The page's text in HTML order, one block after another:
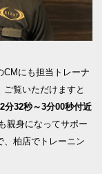
CMにも担当トレーナ
覧いただけますと
分32秒～3分00秒付近
親身になってサポー
、柏店でトレーニン